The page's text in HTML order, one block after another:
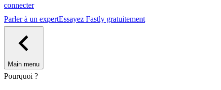
connecter
Parler à un expertEssayez Fastly gratuitement
Main menu
Pourquoi ?